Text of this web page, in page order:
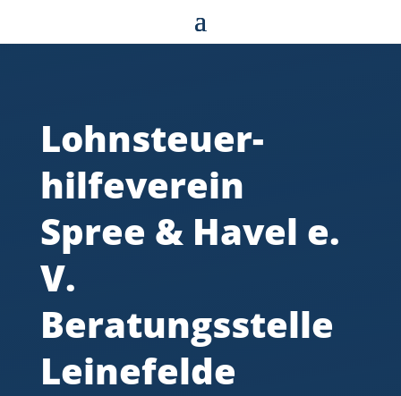
Lohnsteuer­
hilfeverein
Spree & Havel e.
V.
Beratungs­stelle
Leinefelde